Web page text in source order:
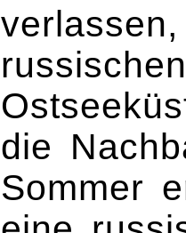
die
Sommer